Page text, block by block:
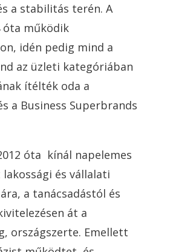
a stabilitás terén. A
óta működik
idén pedig mind a
az üzleti kategóriában
ítélték oda a
a Business Superbrands
óta kínál napelemes
és vállalati
a tanácsadástól és
át a
országszerte. Emellett